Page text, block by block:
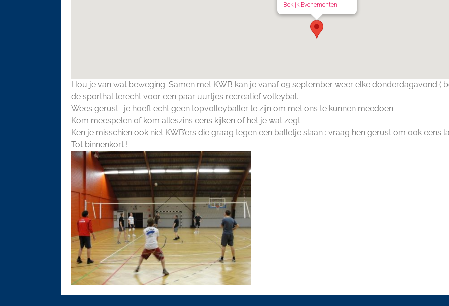
Bekijk Evenementen
Hou je van wat beweging. Samen met KWB kan je vanaf 09 september weer elke donderdagavond (
de sporthal terecht voor een paar uurtjes recreatief volleybal.
Wees gerust : je hoeft echt geen topvolleyballer te zijn om met ons te kunnen meedoen.
Kom meespelen of kom alleszins eens kijken of het je wat zegt.
Ken je misschien ook niet KWB’ers die graag tegen een balletje slaan : vraag hen gerust om ook eens
Tot binnenkort !